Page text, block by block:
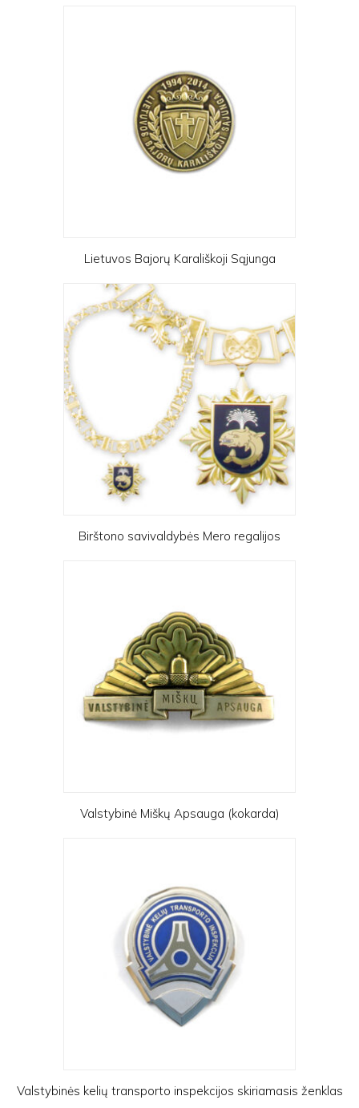
Lietuvos Bajorų Karališkoji Sąjunga
Birštono savivaldybės Mero regalijos
Valstybinė Miškų Apsauga (kokarda)
Valstybinės kelių transporto inspekcijos skiriamasis ženklas